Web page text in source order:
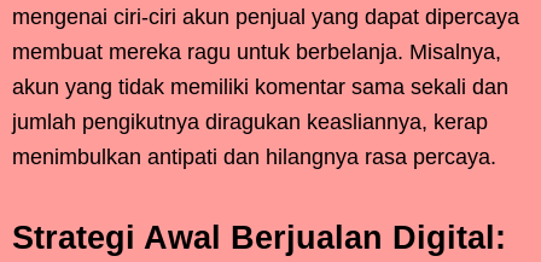
mengenai ciri-ciri akun penjual yang dapat dipercaya
membuat mereka ragu untuk berbelanja. Misalnya,
akun yang tidak memiliki komentar sama sekali dan
jumlah pengikutnya diragukan keasliannya, kerap
menimbulkan antipati dan hilangnya rasa percaya.
Strategi Awal Berjualan Digital: